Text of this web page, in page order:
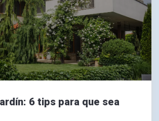
6 tips para que sea